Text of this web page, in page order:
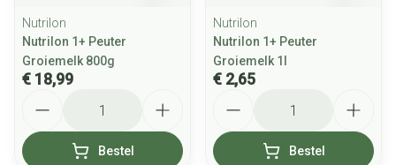
Nutrilon
Nutrilon 1+ Peuter
Groiemelk 800g
€ 18,99
Bestel
Nutrilon
Nutrilon 1+ Peuter
Groiemelk 1l
€ 2,65
Bestel